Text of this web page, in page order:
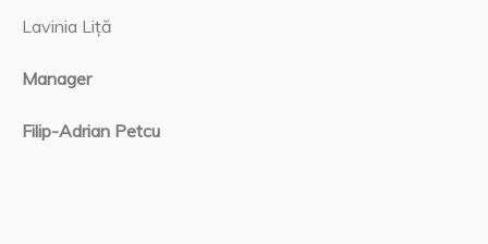
Lavinia Liță
Manager
Filip-Adrian Petcu